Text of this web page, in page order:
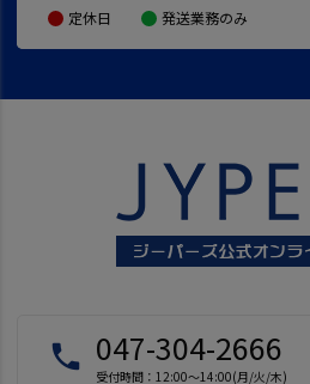
定休日 発送業務のみ
local_phone 047-304-2666
受付時間：12:00～14:00(月/火/木)